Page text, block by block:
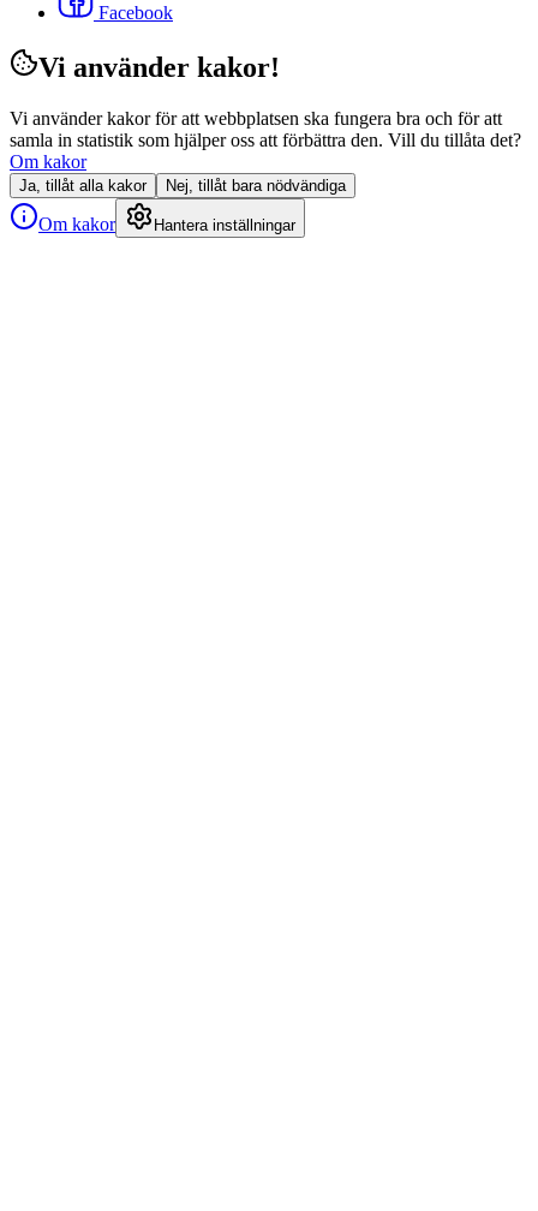
Facebook
Vi använder kakor!
Vi använder kakor för att webbplatsen ska fungera bra och för att
samla in statistik som hjälper oss att förbättra den. Vill du tillåta det?
Om kakor
Ja, tillåt alla kakor Nej, tillåt bara nödvändiga
Om kakor Hantera inställningar